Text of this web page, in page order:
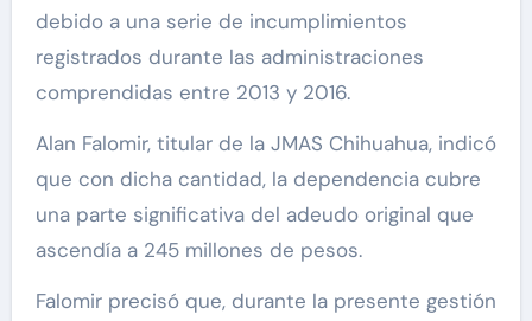
debido a una serie de incumplimientos
registrados durante las administraciones
comprendidas entre 2013 y 2016.
Alan Falomir, titular de la JMAS Chihuahua, indicó
que con dicha cantidad, la dependencia cubre
una parte significativa del adeudo original que
ascendía a 245 millones de pesos.
Falomir precisó que, durante la presente gestión